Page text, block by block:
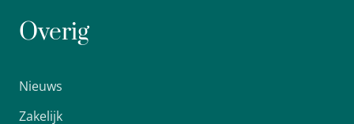
Overig
Nieuws
Zakelijk